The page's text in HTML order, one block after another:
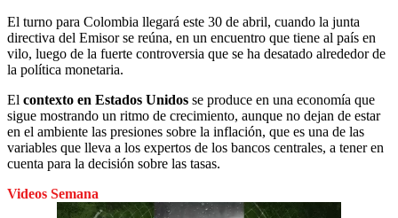
El turno para Colombia llegará este 30 de abril, cuando la junta
directiva del Emisor se reúna, en un encuentro que tiene al país en
vilo, luego de la fuerte controversia que se ha desatado alrededor de
la política monetaria.
El contexto en Estados Unidos se produce en una economía que
sigue mostrando un ritmo de crecimiento, aunque no dejan de estar
en el ambiente las presiones sobre la inflación, que es una de las
variables que lleva a los expertos de los bancos centrales, a tener en
cuenta para la decisión sobre las tasas.
Videos Semana